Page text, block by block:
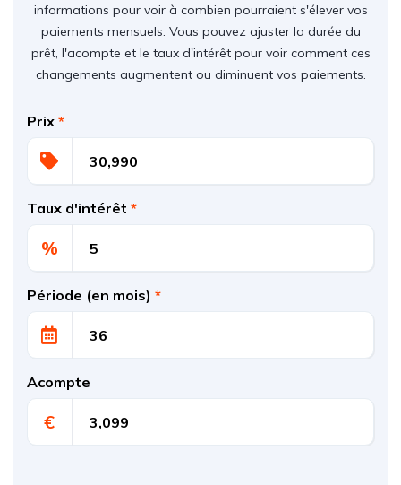
informations pour voir à combien pourraient s'élever vos
paiements mensuels. Vous pouvez ajuster la durée du
prêt, l'acompte et le taux d'intérêt pour voir comment ces
changements augmentent ou diminuent vos paiements.
Prix *
Taux d'intérêt *
%
Période (en mois) *
Acompte
€